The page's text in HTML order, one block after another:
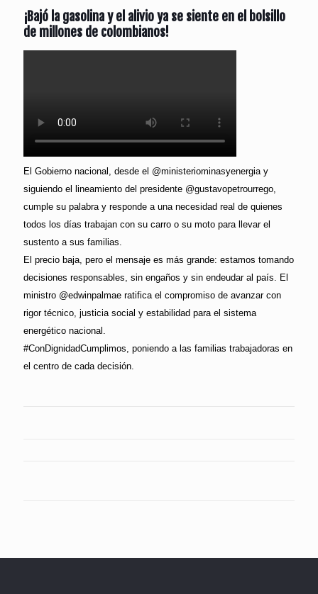
¡Bajó la gasolina y el alivio ya se siente en el bolsillo
de millones de colombianos!
El Gobierno nacional, desde el @ministeriominasyenergia y
siguiendo el lineamiento del presidente @gustavopetrourrego,
cumple su palabra y responde a una necesidad real de quienes
todos los días trabajan con su carro o su moto para llevar el
sustento a sus familias.
El precio baja, pero el mensaje es más grande: estamos tomando
decisiones responsables, sin engaños y sin endeudar al país. El
ministro @edwinpalmae ratifica el compromiso de avanzar con
rigor técnico, justicia social y estabilidad para el sistema
energético nacional.
#ConDignidadCumplimos, poniendo a las familias trabajadoras en
el centro de cada decisión.